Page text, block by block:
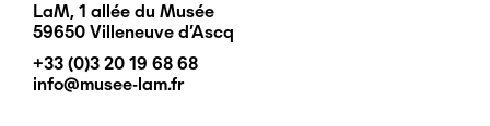
LaM, 1 allée du Musée
59650 Villeneuve d'Ascq
+33 (0)3 20 19 68 68
info@musee-lam.fr